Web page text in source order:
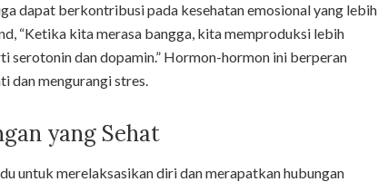
dapat berkontribusi pada kesehatan emosional yang lebih
“Ketika kita merasa bangga, kita memproduksi lebih
serotonin dan dopamin.” Hormon-hormon ini berperan
dan mengurangi stres.
yang Sehat
untuk merelaksasikan diri dan merapatkan hubungan